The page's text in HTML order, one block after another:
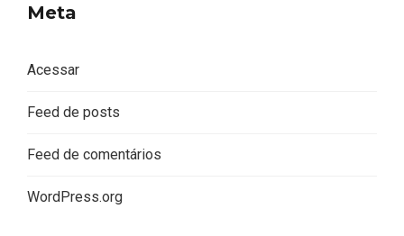
Meta
Acessar
Feed de posts
Feed de comentários
WordPress.org